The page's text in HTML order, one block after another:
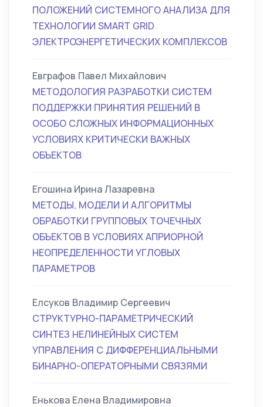
ПОЛОЖЕНИЙ СИСТЕМНОГО АНАЛИЗА ДЛЯ
ТЕХНОЛОГИИ SMART GRID
ЭЛЕКТРОЭНЕРГЕТИЧЕСКИХ КОМПЛЕКСОВ
Евграфов Павел Михайлович
МЕТОДОЛОГИЯ РАЗРАБОТКИ СИСТЕМ
ПОДДЕРЖКИ ПРИНЯТИЯ РЕШЕНИЙ В
ОСОБО СЛОЖНЫХ ИНФОРМАЦИОННЫХ
УСЛОВИЯХ КРИТИЧЕСКИ ВАЖНЫХ
ОБЪЕКТОВ
Егошина Ирина Лазаревна
МЕТОДЫ, МОДЕЛИ И АЛГОРИТМЫ
ОБРАБОТКИ ГРУППОВЫХ ТОЧЕЧНЫХ
ОБЪЕКТОВ В УСЛОВИЯХ АПРИОРНОЙ
НЕОПРЕДЕЛЕННОСТИ УГЛОВЫХ
ПАРАМЕТРОВ
Елсуков Владимир Сергеевич
СТРУКТУРНО-ПАРАМЕТРИЧЕСКИЙ
СИНТЕЗ НЕЛИНЕЙНЫХ СИСТЕМ
УПРАВЛЕНИЯ С ДИФФЕРЕНЦИАЛЬНЫМИ
БИНАРНО-ОПЕРАТОРНЫМИ СВЯЗЯМИ
Енькова Елена Владимировна